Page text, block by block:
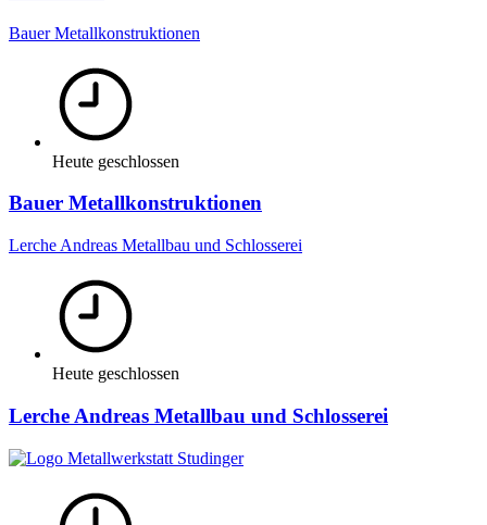
Bauer Metallkonstruktionen
Heute geschlossen
Bauer Metallkonstruktionen
Lerche Andreas Metallbau und Schlosserei
Heute geschlossen
Lerche Andreas Metallbau und Schlosserei